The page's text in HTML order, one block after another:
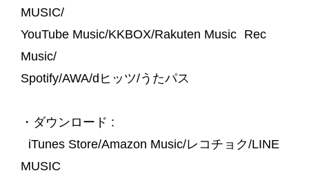
MUSIC/
YouTube Music/KKBOX/Rakuten Music Rec
Music/
Spotify/AWA/dヒッツ/うたパス
・ダウンロード :
iTunes Store/Amazon Music/レコチョク/LINE
MUSIC